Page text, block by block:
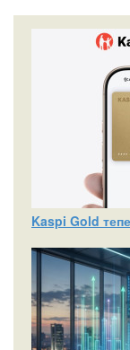
Kaspi Gold